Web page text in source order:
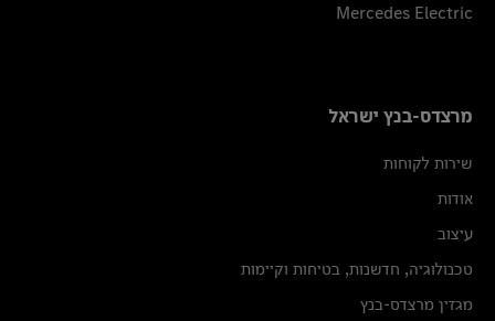
Mercedes Electric
מרצדס-בנץ ישראל
שירות לקוחות
אודות
עיצוב
טכנולוגיה, חדשנות, בטיחות וקיימות
מגזין מרצדס-בנץ